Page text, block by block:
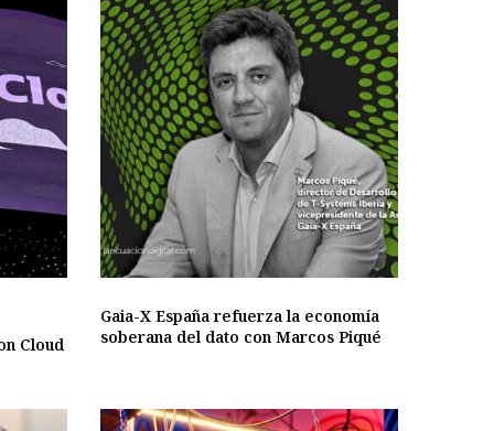
Cloud
Gaia-X España refuerza la economía
soberana del dato con Marcos Piqué